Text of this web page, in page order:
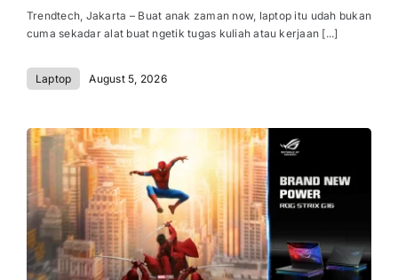
Trendtech, Jakarta – Buat anak zaman now, laptop itu udah bukan
cuma sekadar alat buat ngetik tugas kuliah atau kerjaan [...]
Laptop August 5, 2026